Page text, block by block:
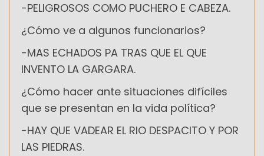
-PELIGROSOS COMO PUCHERO E CABEZA.
¿Cómo ve a algunos funcionarios?
-MAS ECHADOS PA TRAS QUE EL QUE
INVENTO LA GARGARA.
¿Cómo hacer ante situaciones difíciles
que se presentan en la vida política?
-HAY QUE VADEAR EL RIO DESPACITO Y POR
LAS PIEDRAS.